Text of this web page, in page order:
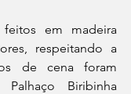
em madeira
respeitando a
de cena foram
Biribinha